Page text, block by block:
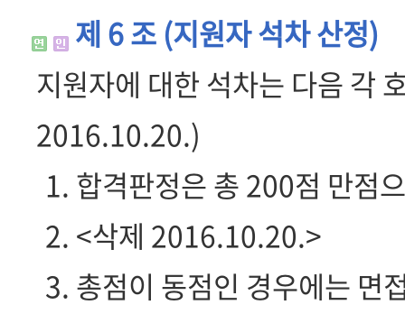
제 6 조 (지원자 석차 산정)
지원자에 대한 석차는 다음 각
2016.10.20.)
1. 합격판정은 총 200점 만점
2. <삭제 2016.10.20.>
3. 총점이 동점인 경우에는 면